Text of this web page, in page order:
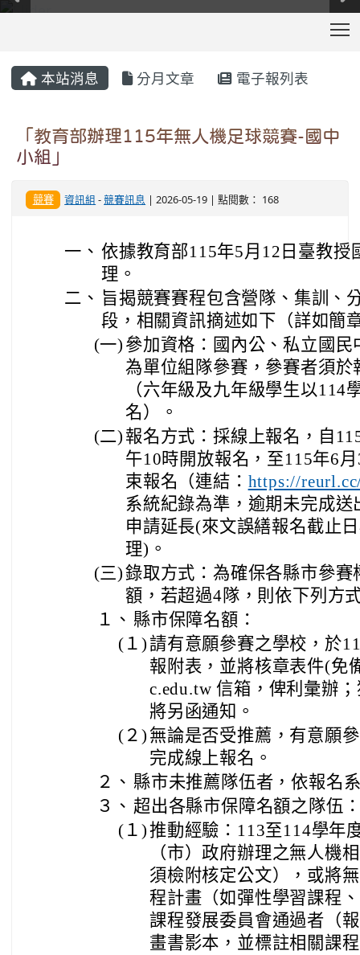
本站消息 分月文章 電子報列表
「教育部辦理115年無人機足球競賽-國中
小組」
競賽 資訊組 -競賽訊息 | 2026-05-19 | 點閱數： 168
一、 依據教育部115年5月12日臺教授
理。
二、 旨揭競賽賽程包含營隊、集訓、
段，相關資訊摘述如下（詳如簡
(一) 參加資格：國內公、私立國
為單位組隊參賽，參賽者須
（六年級及九年級學生以114
名）。
(二) 報名方式：採線上報名，自
午10時開放報名，至115年6
束報名（連結： https://
系統紀錄為準，逾期未完成
申請延長(來文誤繕報名截止
理)。
(三)錄取方式：為確保各縣市參
額，若超過4隊，則依下列方
１、 縣市保障名額：
(１) 請有意願參賽之學校，於
報附表，並將核章表件(免
c.edu.tw 信箱，俾利彙辦
將另函通知。
(２) 無論是否受推薦，有意願
完成線上報名。
２、 縣市未推薦隊伍者，依報名
３、 超出各縣市保障名額之隊伍
(１)推動經驗：113至114學年
（市）政府辦理之無人機
須檢附核定公文），或將
程計畫（如彈性學習課程
課程發展委員會通過者（
畫書影本，並標註相關課